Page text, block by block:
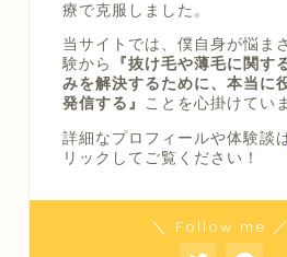
療で克服しました。
当サイトでは、僕自身が悩ま
験から
『抜け毛や薄毛に関す
みを解決するために、本当に
発信する』 ことを心掛けてい
詳細なプロフィールや体験談
リックしてご覧ください！
＼ Follow me ／